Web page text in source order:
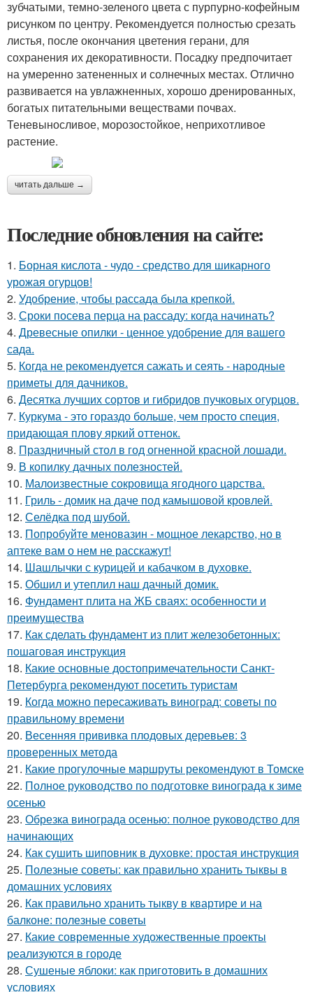
зубчатыми, темно-зеленого цвета с пурпурно-кофейным
рисунком по центру. Рекомендуется полностью срезать
листья, после окончания цветения герани, для
сохранения их декоративности. Посадку предпочитает
на умеренно затененных и солнечных местах. Отлично
развивается на увлажненных, хорошо дренированных,
богатых питательными веществами почвах.
Теневыносливое, морозостойкое, неприхотливое
растение.
читать дальше →
Последние обновления на сайте:
1. Борная кислота - чудо - средство для шикарного
урожая огурцов!
2. Удобрение, чтобы рассада была крепкoй.
3. Сроки посева перца на рассаду: когда начинать?
4. Древесные опилки - ценное удобрение для вашего
сада.
5. Когда не рекомендуется сажать и сеять - народные
приметы для дачников.
6. Десятка лучших сортов и гибридов пучковых огурцов.
7. Куркума - это гораздо больше, чем просто специя,
придающая плову яркий оттенок.
8. Праздничный стол в год огненной красной лошади.
9. В копилку дачных полезностей.
10. Малоизвестные сокровища ягодного царства.
11. Гриль - домик на даче под камышовой кровлей.
12. Селёдка под шубой.
13. Попробуйте меновазин - мощное лекарство, но в
аптеке вам о нем не расскажут!
14. Шашлычки с курицей и кабачком в духовке.
15. Обшил и утеплил наш дачный домик.
16. Фундамент плита на ЖБ сваях: особенности и
преимущества
17. Как сделать фундамент из плит железобетонных:
пошаговая инструкция
18. Какие основные достопримечательности Санкт-
Петербурга рекомендуют посетить туристам
19. Когда можно пересаживать виноград: советы по
правильному времени
20. Весенняя прививка плодовых деревьев: 3
проверенных метода
21. Какие прогулочные маршруты рекомендуют в Томске
22. Полное руководство по подготовке винограда к зиме
осенью
23. Обрезка винограда осенью: полное руководство для
начинающих
24. Как сушить шиповник в духовке: простая инструкция
25. Полезные советы: как правильно хранить тыквы в
домашних условиях
26. Как правильно хранить тыкву в квартире и на
балконе: полезные советы
27. Какие современные художественные проекты
реализуются в городе
28. Сушеные яблоки: как приготовить в домашних
условиях